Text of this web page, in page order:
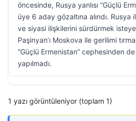
öncesinde, Rusya yanlısı “Güçlü
üye 6 aday gözaltına alındı. Rusya
ve siyasi ilişkilerini sürdürmek
Paşinyan’ı Moskova ile gerilimi
“Güçlü Ermenistan” cephesinden
yapılmadı.
1 yazı görüntüleniyor (toplam 1)